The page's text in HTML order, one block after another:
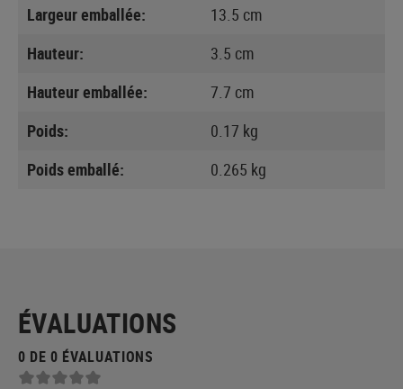
Largeur emballée:
13.5 cm
Hauteur:
3.5 cm
Hauteur emballée:
7.7 cm
Poids:
0.17 kg
Poids emballé:
0.265 kg
ÉVALUATIONS
0 DE 0 ÉVALUATIONS